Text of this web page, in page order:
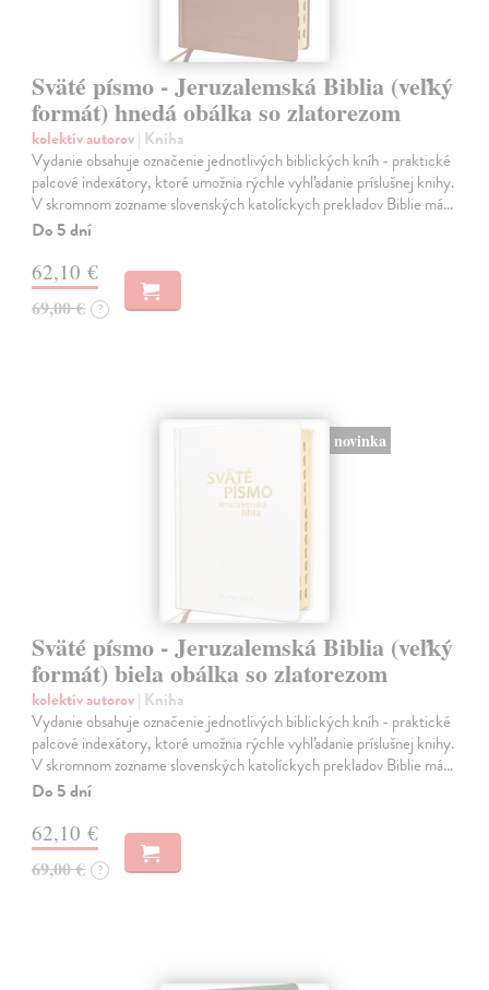
Sväté písmo - Jeruzalemská Biblia (veľký
formát) hnedá obálka so zlatorezom
kolektív autorov| Kniha
Vydanie obsahuje označenie jednotlivých biblických kníh - praktické
palcové indexátory, ktoré umožnia rýchle vyhľadanie príslušnej knihy.
V skromnom zozname slovenských katolíckych prekladov Biblie má…
Do 5 dní
62,10 €
69,00 € ?
novinka
Sväté písmo - Jeruzalemská Biblia (veľký
formát) biela obálka so zlatorezom
kolektív autorov| Kniha
Vydanie obsahuje označenie jednotlivých biblických kníh - praktické
palcové indexátory, ktoré umožnia rýchle vyhľadanie príslušnej knihy.
V skromnom zozname slovenských katolíckych prekladov Biblie má…
Do 5 dní
62,10 €
69,00 € ?